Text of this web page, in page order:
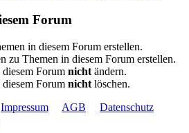
Forum
in diesem Forum erstellen.
zu Themen in diesem Forum erstellen.
Forum nicht ändern.
Forum nicht löschen.
Impressum AGB
Datenschutz